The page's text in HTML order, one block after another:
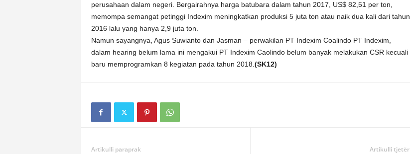
perusahaan dalam negeri. Bergairahnya harga batubara dalam tahun 2017, US$ 82,51 per ton,
memompa semangat petinggi Indexim meningkatkan produksi 5 juta ton atau naik dua kali dari tahun
2016 lalu yang hanya 2,9 juta ton.
Namun sayangnya, Agus Suwianto dan Jasman – perwakilan PT Indexim Coalindo PT Indexim,
dalam hearing belum lama ini mengakui PT Indexim Caolindo belum banyak melakukan CSR kecuali
baru memprogramkan 8 kegiatan pada tahun 2018. (SK12)
Artikulli paraprak Artikulli tjetër